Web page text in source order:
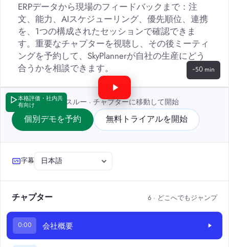
ERPデータから現場のフィードバックまで：注
文、能力、AIスケジューリング、優先順位、連携
を、1つの構成されたセッションで確認できま
す。重要なチャプターを視聴し、その後ミーティ
ングを予約して、SkyPlannerが自社の生産にどう
合うかを相談できます。
本格評価・社内共
有向け
~50 min
完全なウォークスルー · チャプターに移動して開始
個別デモを予約 無料トライアルを開始
字幕
チャプター 6 · どこへでもジャンプ
0:00 会社概要